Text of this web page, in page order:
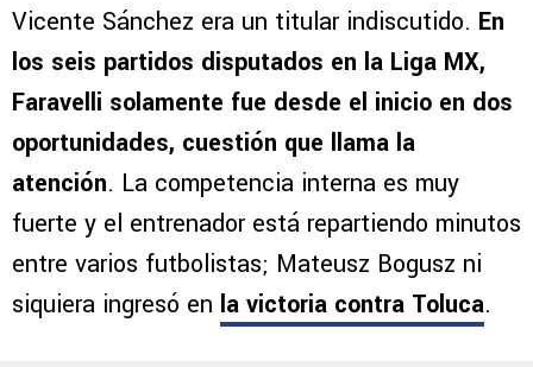
Vicente Sánchez era un titular indiscutido. En
los seis partidos disputados en la Liga MX,
Faravelli solamente fue desde el inicio en dos
oportunidades, cuestión que llama la
atención. La competencia interna es muy
fuerte y el entrenador está repartiendo minutos
entre varios futbolistas; Mateusz Bogusz ni
siquiera ingresó en la victoria contra Toluca.